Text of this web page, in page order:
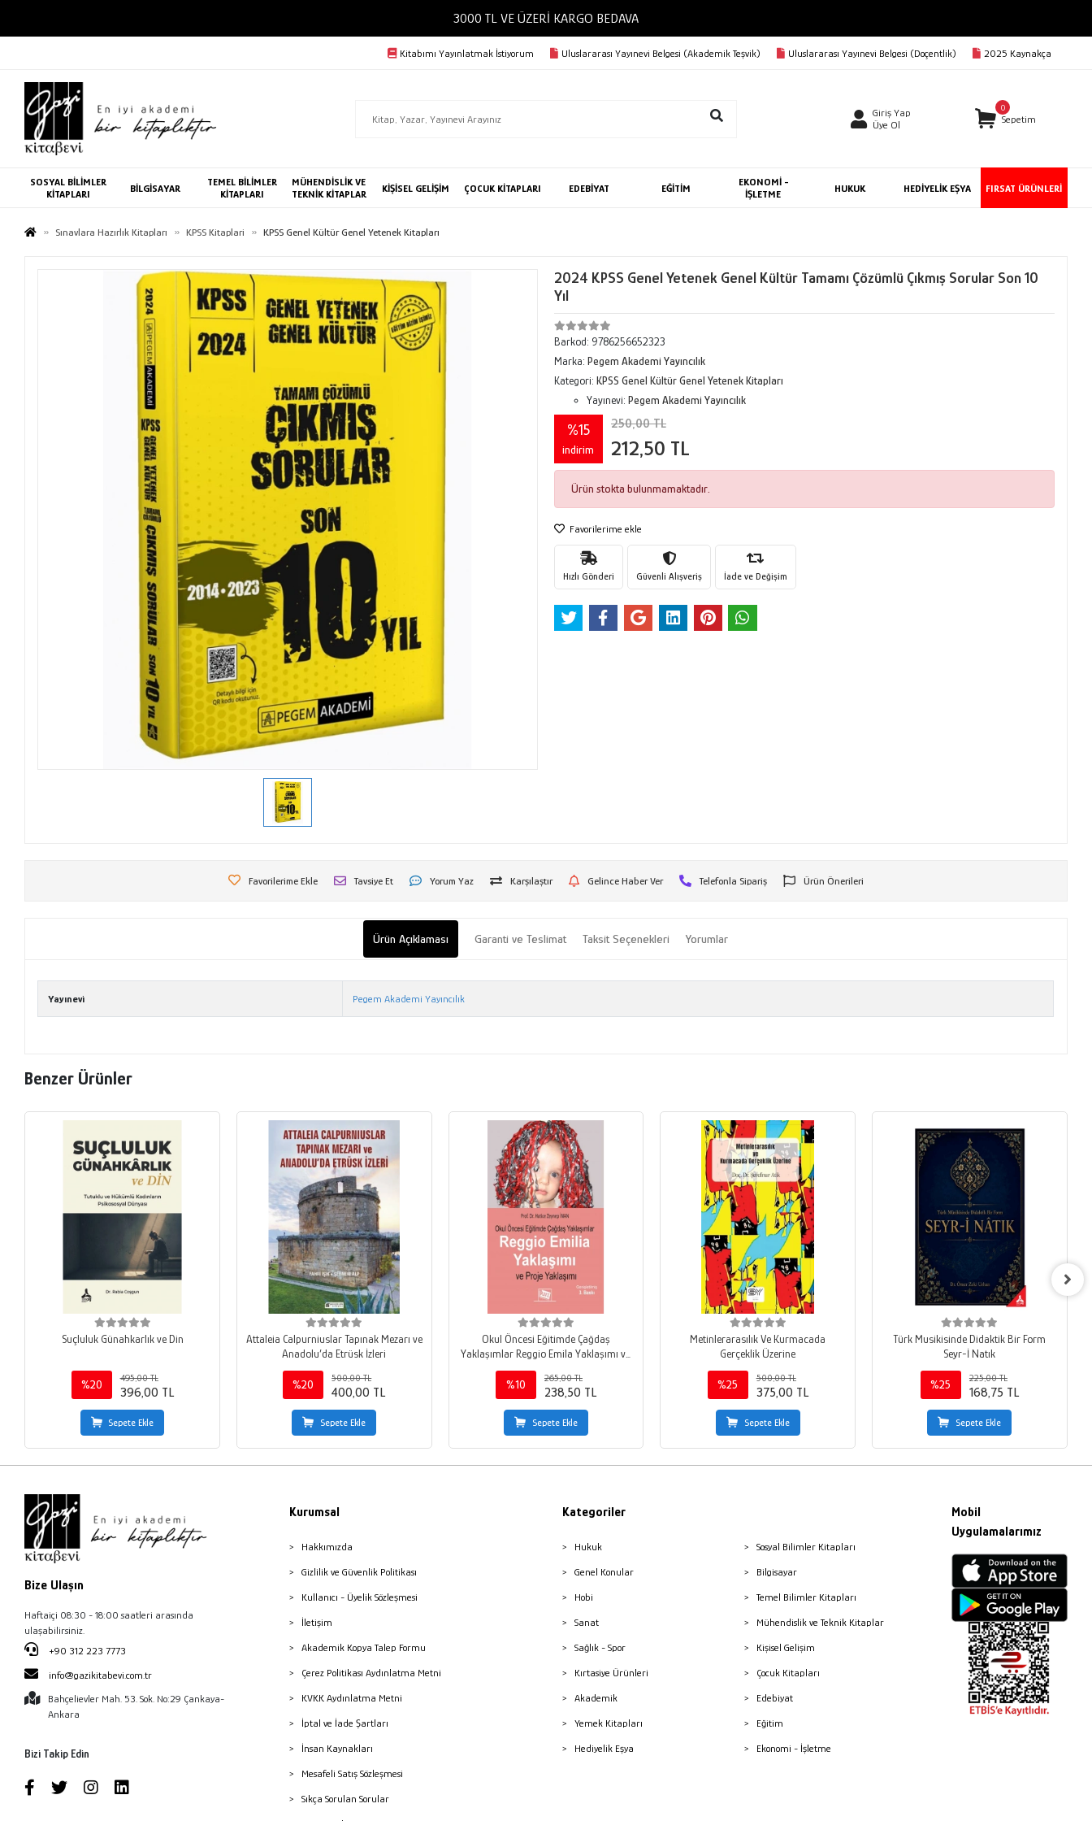
3000 TL VE ÜZERİ KARGO BEDAVA
Kitabımı Yayınlatmak İstiyorum Uluslararası Yayınevi Belgesi (Akademik Teşvik) Uluslararası Yayınevi Belgesi (Doçentlik) 2025 Kaynakça
Giriş Yap
Üye Ol
0
Sepetim
SOSYAL BİLİMLER
KİTAPLARI
BİLGİSAYAR
TEMEL BİLİMLER
KİTAPLARI
MÜHENDİSLİK VE
TEKNİK KİTAPLAR
KİŞİSEL GELİŞİM ÇOCUK KİTAPLARI EDEBİYAT EĞİTİM
EKONOMİ -
İŞLETME
HUKUK HEDİYELİK EŞYA FIRSAT ÜRÜNLERİ
Sınavlara Hazırlık Kitapları KPSS Kitaplari KPSS Genel Kültür Genel Yetenek Kitapları
2024 KPSS Genel Yetenek Genel Kültür Tamamı Çözümlü Çıkmış Sorular Son 10
Yıl
Barkod: 9786256652323
Marka: Pegem Akademi Yayıncılık
Kategori: KPSS Genel Kültür Genel Yetenek Kitapları
Yayınevi: Pegem Akademi Yayıncılık
%15
indirim
250,00 TL
212,50 TL
Ürün stokta bulunmamaktadır.
Favorilerime ekle
Hızlı Gönderi Güvenli Alışveriş İade ve Değişim
Favorilerime Ekle Tavsiye Et Yorum Yaz Karşılaştır Gelince Haber Ver Telefonla Sipariş Ürün Önerileri
Ürün Açıklaması Garanti ve Teslimat Taksit Seçenekleri Yorumlar
Yayınevi Pegem Akademi Yayıncılık
Benzer Ürünler
Suçluluk Günahkarlık ve Din
%20
495,00 TL
396,00 TL
Sepete Ekle
Attaleia Calpurniuslar Tapınak Mezarı ve
Anadolu’da Etrüsk İzleri
%20
500,00 TL
400,00 TL
Sepete Ekle
Okul Öncesi Eğitimde Çağdaş
Yaklaşımlar Reggio Emila Yaklaşımı ve
Proje Yaklaşımı
%10
265,00 TL
238,50 TL
Sepete Ekle
Metinlerarasılık Ve Kurmacada
Gerçeklik Üzerine
%25
500,00 TL
375,00 TL
Sepete Ekle
Türk Musikisinde Didaktik Bir Form
Seyr-İ Natık
%25
225,00 TL
168,75 TL
Sepete Ekle
Bize Ulaşın
Haftaiçi 08:30 - 18:00 saatleri arasında
ulaşabilirsiniz.
+90 312 223 7773
info@gazikitabevi.com.tr
Bahçelievler Mah. 53. Sok. No:29 Çankaya-
Ankara
Bizi Takip Edin
Kurumsal
Hakkımızda
Gizlilik ve Güvenlik Politikası
Kullanıcı - Üyelik Sözleşmesi
İletişim
Akademik Kopya Talep Formu
Çerez Politikası Aydınlatma Metni
KVKK Aydınlatma Metni
İptal ve İade Şartları
İnsan Kaynakları
Mesafeli Satış Sözleşmesi
Sıkça Sorulan Sorular
Kategoriler
Hukuk
Genel Konular
Hobi
Sanat
Sağlık - Spor
Kırtasiye Ürünleri
Akademik
Yemek Kitapları
Hediyelik Eşya
Sosyal Bilimler Kitapları
Bilgisayar
Temel Bilimler Kitapları
Mühendislik ve Teknik Kitaplar
Kişisel Gelişim
Çocuk Kitapları
Edebiyat
Eğitim
Ekonomi - İşletme
Mobil
Uygulamalarımız